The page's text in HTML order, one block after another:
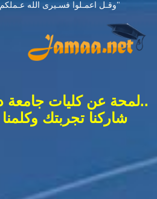
"وقـل اعمـلوا فسـيرى الله عـملكم ورسـوله والمؤمنـون"
..لمحة عن كليات
شاركنا تجربتك